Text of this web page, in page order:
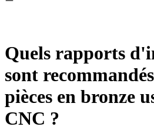
Quels rapports
sont
pièces en bronze
CNC ?